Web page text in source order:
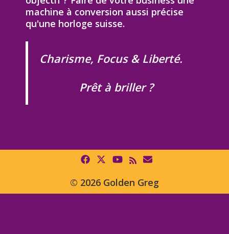
machine à conversion aussi précise
qu'une horloge suisse.
Charisme, Focus & Liberté.
Prêt à briller ?
© 2026 Golden Greg